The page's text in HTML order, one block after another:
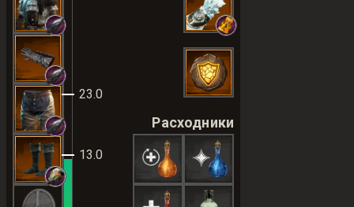
13.0
23.0
Расходники